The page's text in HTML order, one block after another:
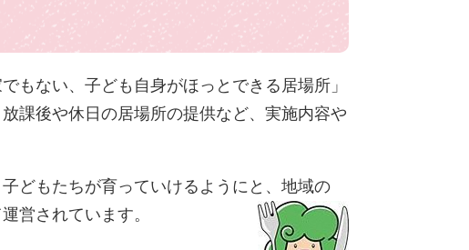
もない、子ども自身がほっとできる居場所」
課後や休日の居場所の提供など、実施内容や
どもたちが育っていけるようにと、地域の
営されています。